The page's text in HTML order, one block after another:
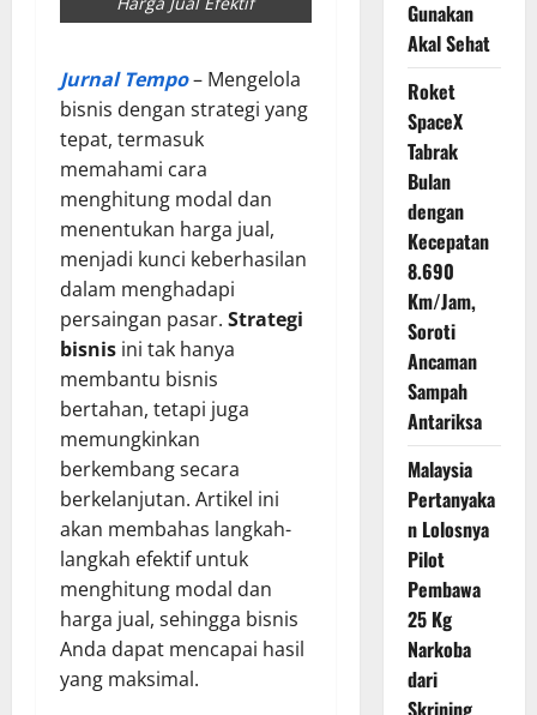
Jurnal Tempo– Mengelola
bisnis dengan strategi yang
tepat, termasuk
memahami cara
menghitung modal dan
menentukan harga jual,
menjadi kunci keberhasilan
dalam menghadapi
persaingan pasar. Strategi
bisnis ini tak hanya
membantu bisnis
bertahan, tetapi juga
memungkinkan
berkembang secara
berkelanjutan. Artikel ini
akan membahas langkah-
langkah efektif untuk
menghitung modal dan
harga jual, sehingga bisnis
Anda dapat mencapai hasil
yang maksimal.
Gunakan
Akal Sehat
Roket
SpaceX
Tabrak
Bulan
dengan
Kecepatan
8.690
Km/Jam,
Soroti
Ancaman
Sampah
Antariksa
Malaysia
Pertanyaka
n Lolosnya
Pilot
Pembawa
25 Kg
Narkoba
dari
Skrining